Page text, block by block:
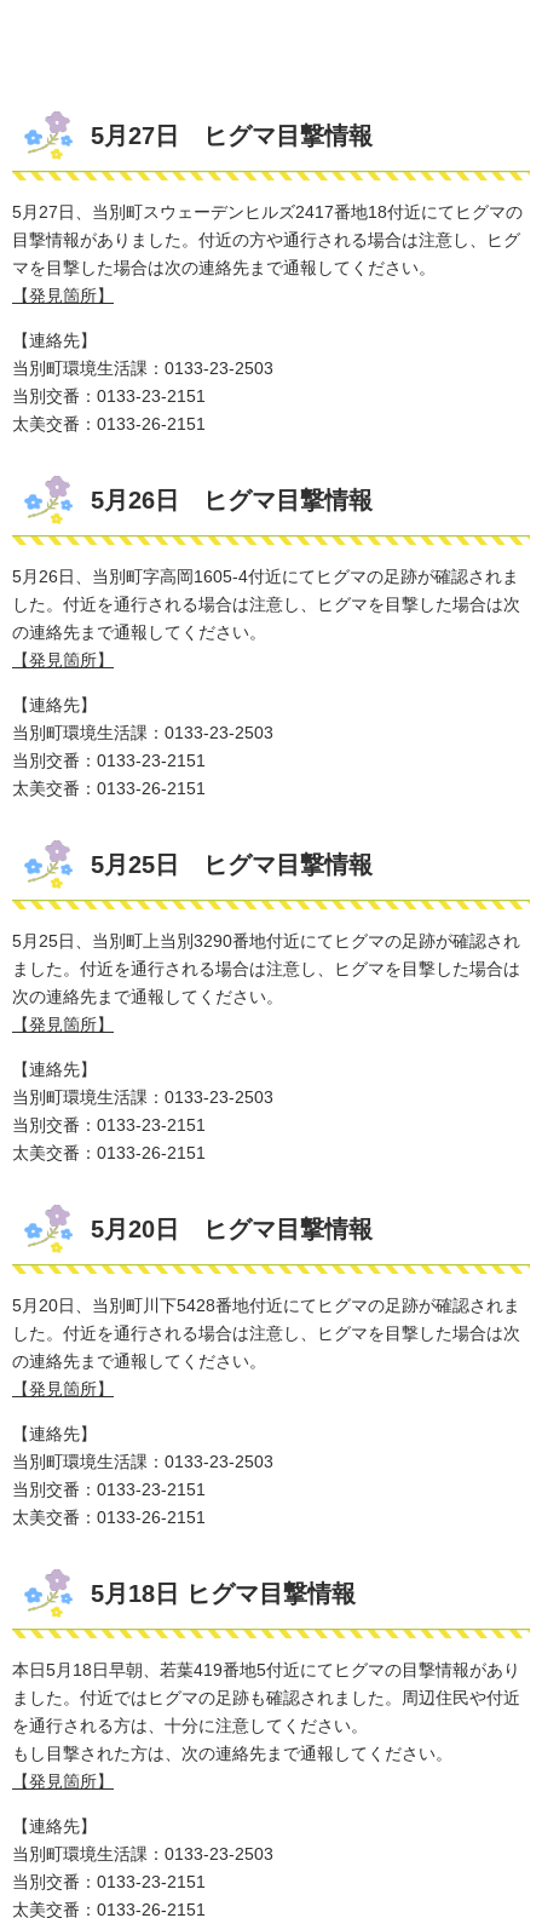
5月27日 ヒグマ目撃情報
5月27日、当別町スウェーデンヒルズ2417番地18付近にてヒグマの
目撃情報がありました。付近の方や通行される場合は注意し、ヒグ
マを目撃した場合は次の連絡先まで通報してください。
【発見箇所】
【連絡先】
当別町環境生活課：0133-23-2503
​当別交番：0133-23-2151
太美交番：0133-26-2151
5月26日 ヒグマ目撃情報
5月26日、当別町字高岡1605-4付近にてヒグマの足跡が確認されま
した。付近を通行される場合は注意し、ヒグマを目撃した場合は次
の連絡先まで通報してください。
【発見箇所】
【連絡先】
当別町環境生活課：0133-23-2503
​当別交番：0133-23-2151
太美交番：0133-26-2151
5月25日 ヒグマ目撃情報
5月25日、当別町上当別3290番地付近にてヒグマの足跡が確認され
ました。付近を通行される場合は注意し、ヒグマを目撃した場合は
次の連絡先まで通報してください。
【発見箇所】
【連絡先】
当別町環境生活課：0133-23-2503
​当別交番：0133-23-2151
太美交番：0133-26-2151
5月20日 ヒグマ目撃情報
5月20日、当別町川下5428番地付近にてヒグマの足跡が確認されま
した。付近を通行される場合は注意し、ヒグマを目撃した場合は次
の連絡先まで通報してください。
【発見箇所】
【連絡先】
当別町環境生活課：0133-23-2503
​当別交番：0133-23-2151
太美交番：0133-26-2151
5月18日 ヒグマ目撃情報​
本日5月18日早朝、若葉419番地5付近にてヒグマの目撃情報があり
ました。付近ではヒグマの足跡も確認されました。周辺住民や付近
を通行される方は、十分に注意してください。
もし目撃された方は、次の連絡先まで通報してください。
【発見箇所】
【連絡先】
当別町環境生活課：0133-23-2503
​当別交番：0133-23-2151
太美交番：0133-26-2151